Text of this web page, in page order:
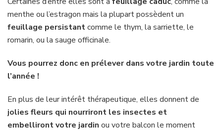
menthe ou l’estragon mais la plupart possèdent un
feuillage persistantcomme le thym, la sarriette, le
romarin, ou la sauge officinale.
Vous pourrez donc en prélever dans votre jardin toute
l’année !
En plus de leur intérêt thérapeutique, elles donnent de
jolies fleurs qui nourriront les insectes et
embelliront votre jardin ou votre balcon le moment